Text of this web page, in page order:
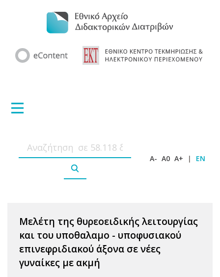
A- A0 A+ | EN
Μελέτη της θυρεοειδικής λειτουργίας
και του υποθαλαμο - υποφυσιακού
επινεφριδιακού άξονα σε νέες
γυναίκες με ακμή